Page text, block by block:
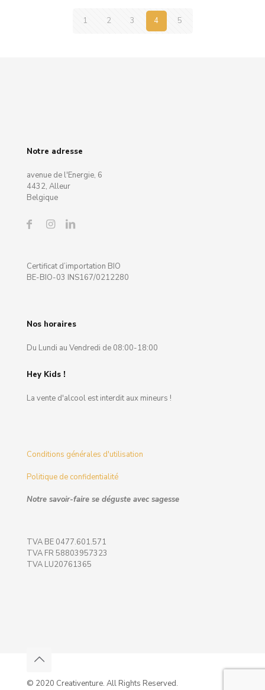
1 2 3 4 5
Notre adresse
avenue de l'Energie, 6
4432, Alleur
Belgique
Certificat d’importation BIO
BE-BIO-03 INS167/0212280
Nos horaires
Du Lundi au Vendredi de 08:00-18:00
Hey Kids !
La vente d'alcool est interdit aux mineurs !
Conditions générales d'utilisation
Politique de confidentialité
Notre savoir-faire se déguste avec sagesse
TVA BE 0477.601.571
TVA FR 58803957323
TVA LU20761365
© 2020 Creativenture. All Rights Reserved.